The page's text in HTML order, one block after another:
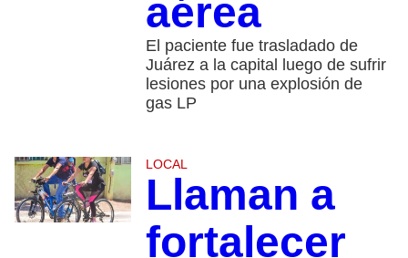
aérea
El paciente fue trasladado de
Juárez a la capital luego de sufrir
lesiones por una explosión de
gas LP
LOCAL
Llaman a
fortalecer